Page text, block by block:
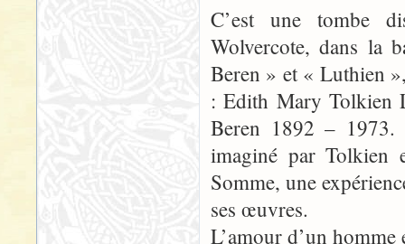
C’est une tombe
Wolvercote, dans la
Beren » et « Luthien
: Edith Mary Tolkien
Beren 1892 – 1973.
imaginé par Tolkien
Somme, une
ses œuvres.
L’amour d’un homme